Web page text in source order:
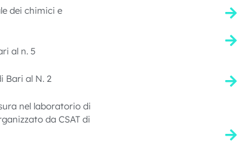
dei chimici e
al n. 5
Bari al N. 2
nel laboratorio di
da CSAT di